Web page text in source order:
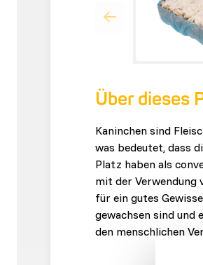
Über dieses
Kaninchen sind
was bedeutet, dass
Platz haben als
mit der Verwendung
für ein gutes
gewachsen sind
den menschlichen